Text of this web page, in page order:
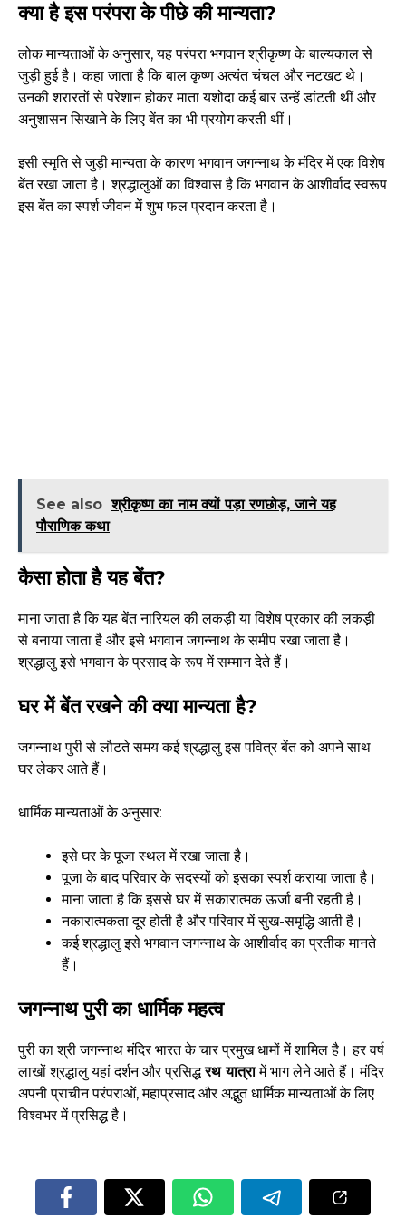
क्या है इस परंपरा के पीछे की मान्यता?
लोक मान्यताओं के अनुसार, यह परंपरा भगवान श्रीकृष्ण के बाल्यकाल से
जुड़ी हुई है। कहा जाता है कि बाल कृष्ण अत्यंत चंचल और नटखट थे।
उनकी शरारतों से परेशान होकर माता यशोदा कई बार उन्हें डांटती थीं और
अनुशासन सिखाने के लिए बेंत का भी प्रयोग करती थीं।
इसी स्मृति से जुड़ी मान्यता के कारण भगवान जगन्नाथ के मंदिर में एक विशेष
बेंत रखा जाता है। श्रद्धालुओं का विश्वास है कि भगवान के आशीर्वाद स्वरूप
इस बेंत का स्पर्श जीवन में शुभ फल प्रदान करता है।
See also श्रीकृष्ण का नाम क्यों पड़ा रणछोड़, जाने यह
पौराणिक कथा
कैसा होता है यह बेंत?
माना जाता है कि यह बेंत नारियल की लकड़ी या विशेष प्रकार की लकड़ी
से बनाया जाता है और इसे भगवान जगन्नाथ के समीप रखा जाता है।
श्रद्धालु इसे भगवान के प्रसाद के रूप में सम्मान देते हैं।
घर में बेंत रखने की क्या मान्यता है?
जगन्नाथ पुरी से लौटते समय कई श्रद्धालु इस पवित्र बेंत को अपने साथ
घर लेकर आते हैं।
धार्मिक मान्यताओं के अनुसार:
इसे घर के पूजा स्थल में रखा जाता है।
पूजा के बाद परिवार के सदस्यों को इसका स्पर्श कराया जाता है।
माना जाता है कि इससे घर में सकारात्मक ऊर्जा बनी रहती है।
नकारात्मकता दूर होती है और परिवार में सुख-समृद्धि आती है।
कई श्रद्धालु इसे भगवान जगन्नाथ के आशीर्वाद का प्रतीक मानते
हैं।
जगन्नाथ पुरी का धार्मिक महत्व
पुरी का श्री जगन्नाथ मंदिर भारत के चार प्रमुख धामों में शामिल है। हर वर्ष
लाखों श्रद्धालु यहां दर्शन और प्रसिद्धरथ यात्रामें भाग लेने आते हैं। मंदिर
अपनी प्राचीन परंपराओं, महाप्रसाद और अद्भुत धार्मिक मान्यताओं के लिए
विश्वभर में प्रसिद्ध है।